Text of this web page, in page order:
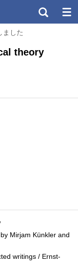
ました
theory
Mirjam Künkler and
writings / Ernst-